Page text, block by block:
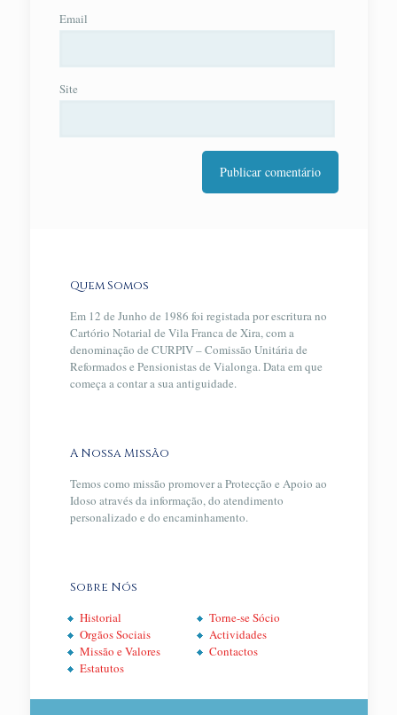
Email
Site
Quem Somos
Em 12 de Junho de 1986 foi registada por escritura no
Cartório Notarial de Vila Franca de Xira, com a
denominação de CURPIV – Comissão Unitária de
Reformados e Pensionistas de Vialonga. Data em que
começa a contar a sua antiguidade.
A Nossa Missão
Temos como missão promover a Protecção e Apoio ao
Idoso através da informação, do atendimento
personalizado e do encaminhamento.
Sobre Nós
Historial
Orgãos Sociais
Missão e Valores
Estatutos
Torne-se Sócio
Actividades
Contactos